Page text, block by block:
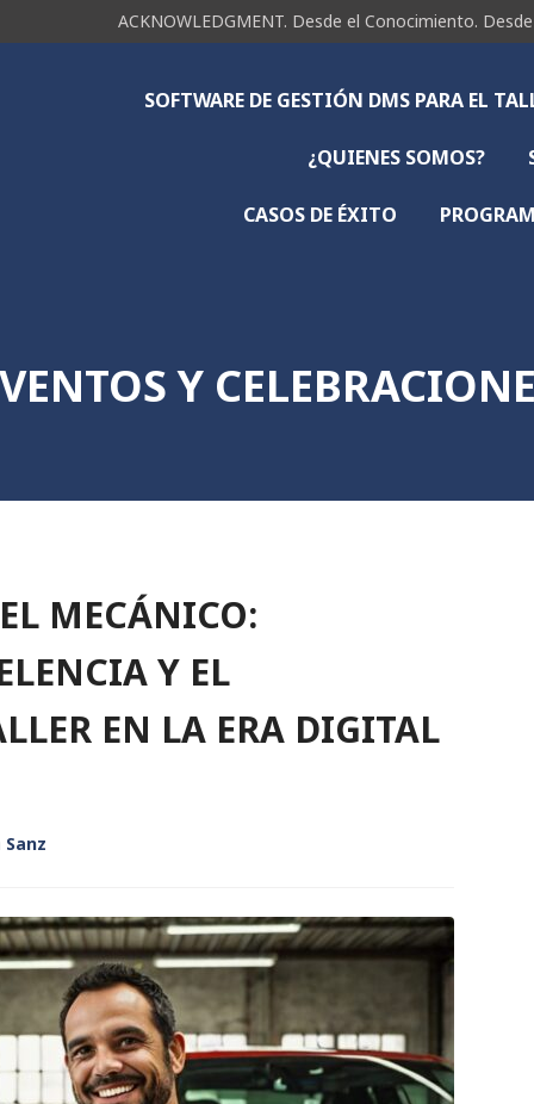
ACKNOWLEDGMENT. Desde el Conocimiento.
SOFTWARE DE GESTIÓN DMS PARA EL
¿QUIENES SOMOS?
CASOS DE ÉXITO
Y
MECÁNICO:
Y EL
EN LA ERA DIGITAL